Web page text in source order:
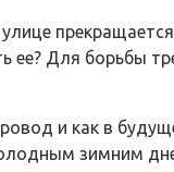
ее? Для борьбы
и как в
зимним